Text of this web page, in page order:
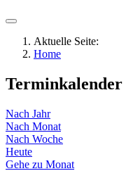
Aktuelle Seite:
Home
Terminkalender
Nach Jahr
Nach Monat
Nach Woche
Heute
Gehe zu Monat